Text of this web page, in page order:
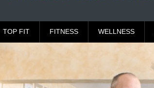
TOP FIT FITNESS WELLNESS